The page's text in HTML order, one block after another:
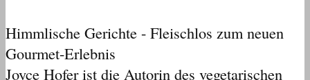
Himmlische Gerichte - Fleischlos zum neuen
Gourmet-Erlebnis
Joyce Hofer ist die Autorin des vegetarischen